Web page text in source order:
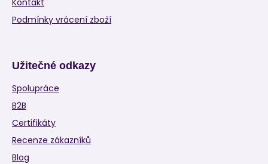
Podmínky vrácení zboží
Užitečné odkazy
Spolupráce
B2B
Certifikáty
Recenze zákazníků
Blog